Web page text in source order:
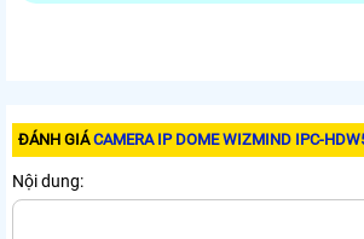
ĐÁNH GIÁCAMERA IP DOME WIZMIND IPC-
Nội dung: